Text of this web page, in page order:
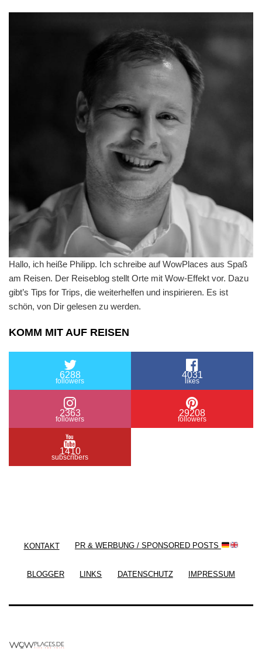
Hallo, ich heiße Philipp. Ich schreibe auf WowPlaces aus Spaß
am Reisen. Der Reiseblog stellt Orte mit Wow-Effekt vor. Dazu
gibt’s Tips for Trips, die weiterhelfen und inspirieren. Es ist
schön, von Dir gelesen zu werden.
KOMM MIT AUF REISEN
6288
followers
4031
likes
2363
followers
29208
followers
1410
subscribers
KONTAKT PR & WERBUNG / SPONSORED POSTS
BLOGGER LINKS DATENSCHUTZ IMPRESSUM